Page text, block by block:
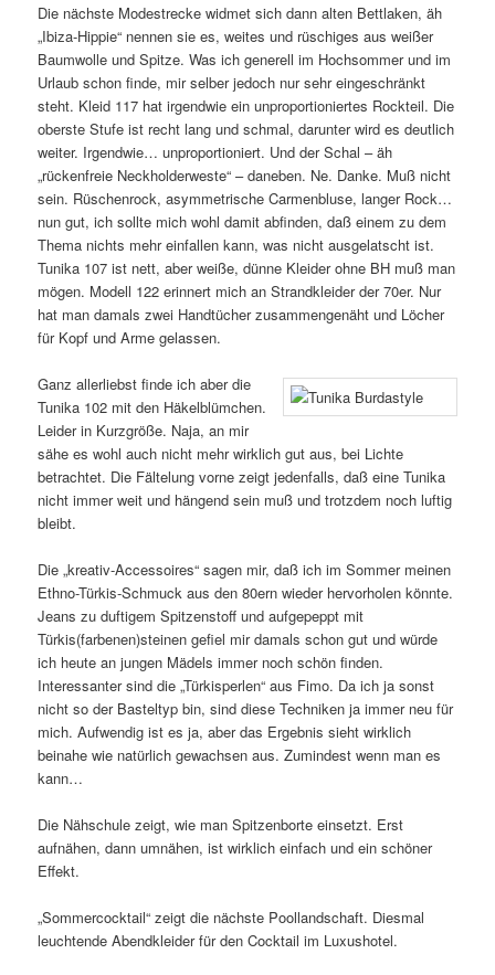
Die nächste Modestrecke widmet sich dann alten Bettlaken, äh
„Ibiza-Hippie“ nennen sie es, weites und rüschiges aus weißer
Baumwolle und Spitze. Was ich generell im Hochsommer und im
Urlaub schon finde, mir selber jedoch nur sehr eingeschränkt
steht. Kleid 117 hat irgendwie ein unproportioniertes Rockteil. Die
oberste Stufe ist recht lang und schmal, darunter wird es deutlich
weiter. Irgendwie… unproportioniert. Und der Schal – äh
„rückenfreie Neckholderweste“ – daneben. Ne. Danke. Muß nicht
sein. Rüschenrock, asymmetrische Carmenbluse, langer Rock…
nun gut, ich sollte mich wohl damit abfinden, daß einem zu dem
Thema nichts mehr einfallen kann, was nicht ausgelatscht ist.
Tunika 107 ist nett, aber weiße, dünne Kleider ohne BH muß man
mögen. Modell 122 erinnert mich an Strandkleider der 70er. Nur
hat man damals zwei Handtücher zusammengenäht und Löcher
für Kopf und Arme gelassen.
Ganz allerliebst finde ich aber die
Tunika 102 mit den Häkelblümchen.
Leider in Kurzgröße. Naja, an mir
sähe es wohl auch nicht mehr wirklich gut aus, bei Lichte
betrachtet. Die Fältelung vorne zeigt jedenfalls, daß eine Tunika
nicht immer weit und hängend sein muß und trotzdem noch luftig
bleibt.
Die „kreativ-Accessoires“ sagen mir, daß ich im Sommer meinen
Ethno-Türkis-Schmuck aus den 80ern wieder hervorholen könnte.
Jeans zu duftigem Spitzenstoff und aufgepeppt mit
Türkis(farbenen)steinen gefiel mir damals schon gut und würde
ich heute an jungen Mädels immer noch schön finden.
Interessanter sind die „Türkisperlen“ aus Fimo. Da ich ja sonst
nicht so der Basteltyp bin, sind diese Techniken ja immer neu für
mich. Aufwendig ist es ja, aber das Ergebnis sieht wirklich
beinahe wie natürlich gewachsen aus. Zumindest wenn man es
kann…
Die Nähschule zeigt, wie man Spitzenborte einsetzt. Erst
aufnähen, dann umnähen, ist wirklich einfach und ein schöner
Effekt.
„Sommercocktail“ zeigt die nächste Poollandschaft. Diesmal
leuchtende Abendkleider für den Cocktail im Luxushotel.